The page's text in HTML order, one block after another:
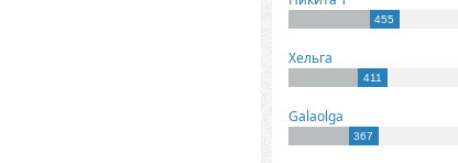
455
Хельга
411
Galaolga
367